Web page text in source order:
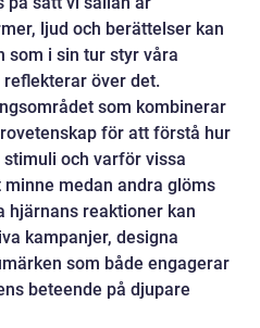
ljud och berättelser kan
som i sin tur styr våra
över det.
som kombinerar
för att förstå hur
och varför vissa
medan andra glöms
hjärnans reaktioner kan
kampanjer, designa
som både engagerar
beteende på djupare